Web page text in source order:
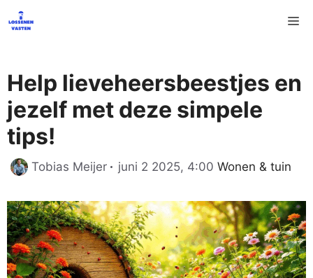
naar
Help lieveheersbeestjes en
jezelf met deze simpele
tips!
Tobias Meijer juni 2 2025, 4:00 Categorieën
Wonen & tuin